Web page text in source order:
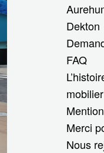
Dekton
FAQ
Merci
Nous